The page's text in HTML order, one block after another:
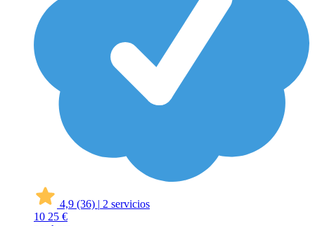
4,9 (36) | 2 servicios
10 25 €